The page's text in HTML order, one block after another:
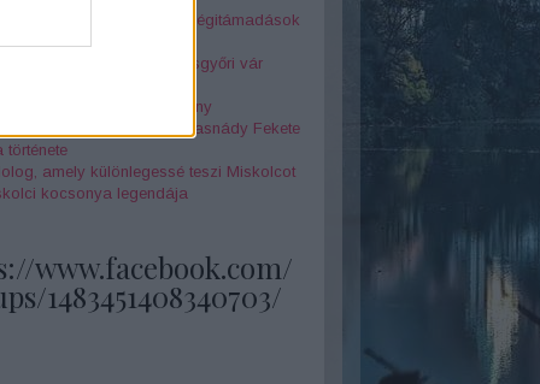
földjén - Miskolc elleni légitámadások
világháború alatt
érdekesség a Diósgyőri vár
Annók a miskolci boszorkány
szépségkirálynő - Tasnády Fekete
története
amely különlegessé teszi Miskolcot
kocsonya legendája
www.facebook.com/
1483451408340703/